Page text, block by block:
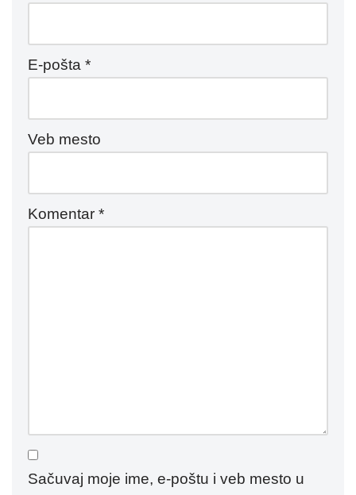
E-pošta *
Veb mesto
Komentar *
Sačuvaj moje ime, e-poštu i veb mesto u